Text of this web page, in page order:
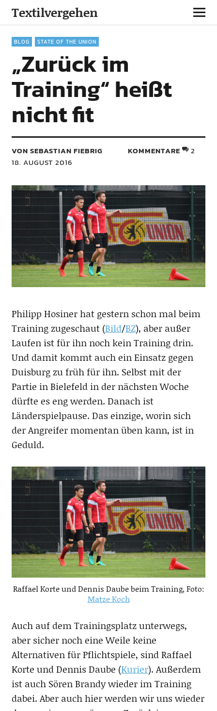
Textilvergehen
BLOG STATE OF THE UNION
„Zurück im
Training“ heißt
nicht fit
VON SEBASTIAN FIEBRIG
18. AUGUST 2016
KOMMENTARE 2
Philipp Hosiner hat gestern schon mal beim
Training zugeschaut (Bild/BZ), aber außer
Laufen ist für ihn noch kein Training drin.
Und damit kommt auch ein Einsatz gegen
Duisburg zu früh für ihn. Selbst mit der
Partie in Bielefeld in der nächsten Woche
dürfte es eng werden. Danach ist
Länderspielpause. Das einzige, worin sich
der Angreifer momentan üben kann, ist in
Geduld.
Raffael Korte und Dennis Daube beim Training, Foto:
Matze Koch
Auch auf dem Trainingsplatz unterwegs,
aber sicher noch eine Weile keine
Alternativen für Pflichtspiele, sind Raffael
Korte und Dennis Daube (Kurier). Außerdem
ist auch Sören Brandy wieder im Training
dabei. Aber auch hier werden wir uns wieder